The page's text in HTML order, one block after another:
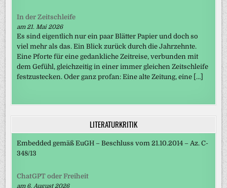
In der Zeitschleife
am 21. Mai 2026
Es sind eigentlich nur ein paar Blätter Papier und doch so
viel mehr als das. Ein Blick zurück durch die Jahrzehnte.
Eine Pforte für eine gedankliche Zeitreise, verbunden mit
dem Gefühl, gleichzeitig in einer immer gleichen Zeitschleife
festzustecken. Oder ganz profan: Eine alte Zeitung, eine […]
LITERATURKRITIK
Embedded gemäß EuGH – Beschluss vom 21.10.2014 – Az. C-
348/13
ChatGPT oder Freiheit
am 6. August 2026